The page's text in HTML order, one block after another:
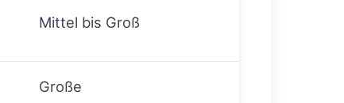
Mittel bis Groß
Große